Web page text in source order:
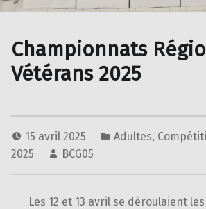
Championnats
Vétérans 2025
15 avril 2025 Adultes,
2025
BCG05
Les 12 et 13 avril se déroulaient